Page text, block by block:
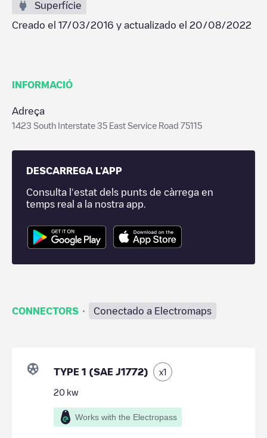
Superfície
Creado el 17/03/2016 y actualizado el 20/08/2022
INFORMACIÓ
Adreça
1423 South Interstate 35 East Service Road 75115
DESCARREGA L'APP
Consulta l'estat dels punts de càrrega en
temps real a la nostra app.
CONNECTORS · Conectado a Electromaps
TYPE 1 (SAE J1772) x1
20 kw
Works with the Electropass